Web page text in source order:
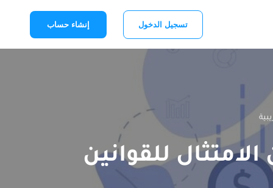
تسجيل الدخول إنشاء حساب
للقوانين